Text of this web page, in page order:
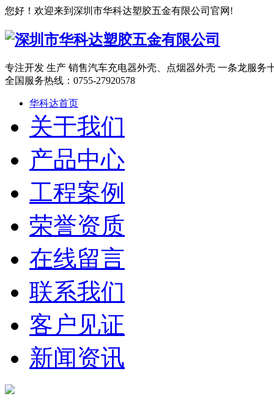
您好！欢迎来到深圳市华科达塑胶五金有限公司官网!
专注开发 生产 销售汽车充电器外壳、点烟器外壳 一条龙服务
全国服务热线： 0755-27920578
华科达首页
关于我们
产品中心
工程案例
荣誉资质
在线留言
联系我们
客户见证
新闻资讯